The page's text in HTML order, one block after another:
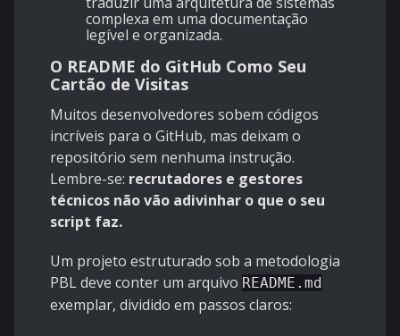
complexa em uma documentação
legível e organizada.
O README do GitHub Como Seu
Cartão de Visitas
Muitos desenvolvedores sobem códigos
incríveis para o GitHub, mas deixam o
repositório sem nenhuma instrução.
Lembre-se: recrutadores e gestores
técnicos não vão adivinhar o que o seu
script faz.
Um projeto estruturado sob a metodologia
PBL deve conter um arquivo README.md
exemplar, dividido em passos claros: